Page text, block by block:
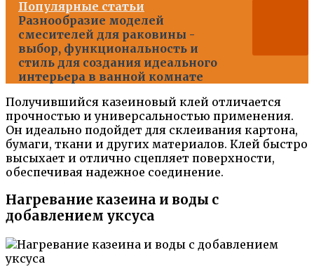
Популярные статьи
Разнообразие моделей
смесителей для раковины -
выбор, функциональность и
стиль для создания идеального
интерьера в ванной комнате
Получившийся казеиновый клей отличается
прочностью и универсальностью применения.
Он идеально подойдет для склеивания картона,
бумаги, ткани и других материалов. Клей быстро
высыхает и отлично сцепляет поверхности,
обеспечивая надежное соединение.
Нагревание казеина и воды с
добавлением уксуса